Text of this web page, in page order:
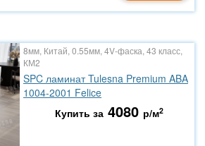
8мм, Китай, 0.55мм, 4V-фаска, 43 класс,
КМ2
SPC ламинат Tulesna Premium ABA
1004-2001 Felice
Купить за 4080 р/м2